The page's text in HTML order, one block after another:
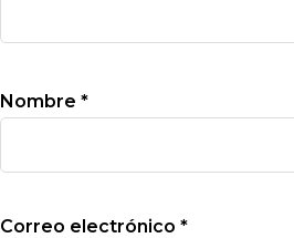
Nombre *
Correo electrónico *